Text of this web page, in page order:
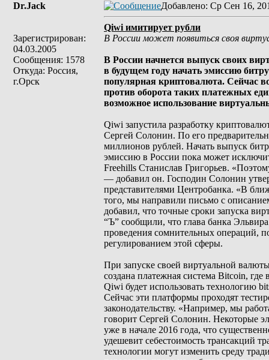
Dr.Jack
Зарегистрирован:
04.03.2005
Сообщения: 1578
Откуда: Россия,
г.Орск
Добавлено: Ср Сен 16,
Qiwi имитирует рубли
В России может появиться своя
В России начнется выпуск своих
в будущем году начать эмиссию
популярная криптовалюта. Сейчас
против оборота таких платежных
возможное использование
Qiwi запустила разработку
Сергей Солонин. По его
миллионов рублей. Начать выпуск
эмиссию в России пока может
Freehills Станислав Григорьев.
— добавил он. Господин Солонин
представителями Центробанка. «В
того, мы направили письмо с
добавил, что точные сроки запуска
“Ъ” сообщили, что глава банка
проведения сомнительных операций,
регулированием этой сферы.
При запуске своей виртуальной
создана платежная система Bitcoin,
Qiwi будет использовать технологию
Сейчас эти платформы проходят
законодательству. «Например, мы
говорит Сергей Солонин. Некоторые
уже в начале 2016 года, что
удешевит себестоимость трансакций
технологии могут изменить среду